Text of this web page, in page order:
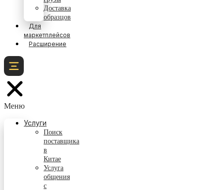
Доставка
образцов
Для
маркетплейсов
Расширение
Меню
Услуги
Поиск
поставщика
в
Китае
Услуга
общения
с